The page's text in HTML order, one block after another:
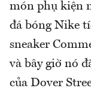
món phụ kiện
đá bóng Nike
sneaker
và bây giờ nó
của Dover